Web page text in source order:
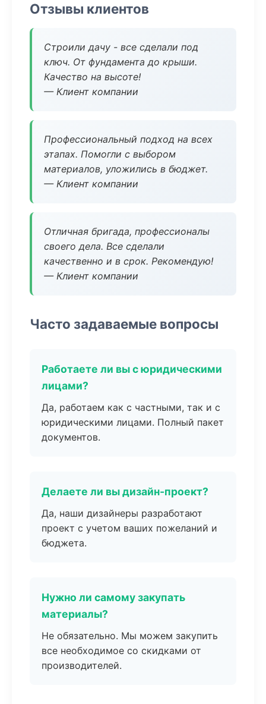
Отзывы клиентов
Строили дачу - все сделали под
ключ. От фундамента до крыши.
Качество на высоте!
— Клиент компании
Профессиональный подход на всех
этапах. Помогли с выбором
материалов, уложились в бюджет.
— Клиент компании
Отличная бригада, профессионалы
своего дела. Все сделали
качественно и в срок. Рекомендую!
— Клиент компании
Часто задаваемые вопросы
Работаете ли вы с юридическими
лицами?
Да, работаем как с частными, так и с
юридическими лицами. Полный пакет
документов.
Делаете ли вы дизайн-проект?
Да, наши дизайнеры разработают
проект с учетом ваших пожеланий и
бюджета.
Нужно ли самому закупать
материалы?
Не обязательно. Мы можем закупить
все необходимое со скидками от
производителей.